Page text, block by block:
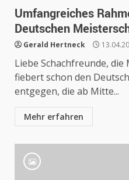
Umfangreiches
Deutschen
Gerald Hertneck
Liebe Schachfreunde,
fiebert schon den
entgegen, die ab Mitte...
Mehr erfahren